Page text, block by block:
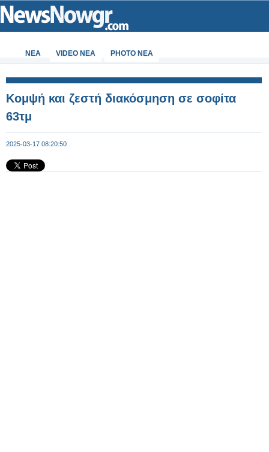
ΝΕΑ VIDEO NEA PHOTO NEA
Κομψή και ζεστή διακόσμηση σε σοφίτα
63τμ
2025-03-17 08:20:50